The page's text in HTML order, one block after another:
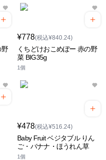
野
¥778(税込¥840.24)
くちどけおこめぼー 赤の野
菜 BIG35g
1個
¥478(税込¥516.24)
Baby Fruit ベジタブル りん
ご・バナナ・ほうれん草
1個